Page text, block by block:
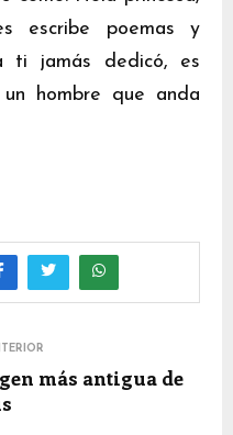
escribe poemas y
ti jamás dedicó, es
hombre que anda
más antigua de